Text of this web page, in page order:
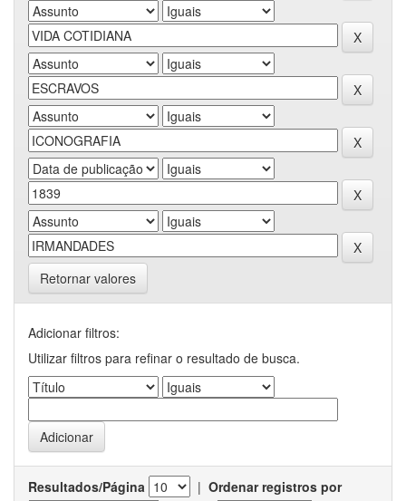
Retornar valores
Adicionar filtros:
Utilizar filtros para refinar o resultado de busca.
Resultados/Página | Ordenar registros por